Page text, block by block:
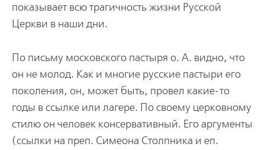
показывает всю трагичность жизни Русской
Церкви в наши дни.
По письму московского пастыря о. А. видно, что
он не молод. Как и многие русские пастыри его
поколения, он, может быть, провел какие-то
годы в ссылке или лагере. По своему церковному
стилю он человек консервативный. Его аргументы
(ссылки на преп. Симеона Столпника и еп.